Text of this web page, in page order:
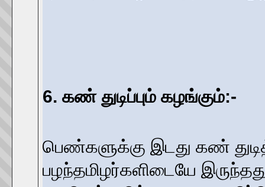
6. கண் துடிப்பும் கழங்கும்:-
பெண்களுக்கு இடது கண்
பழந்தமிழர்களிடையே